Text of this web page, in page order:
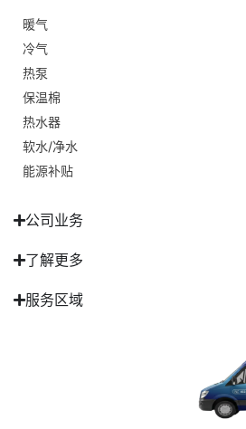
暖气
冷气
热泵
保温棉
热水器
软水/净水
能源补贴
公司业务
了解更多
服务区域